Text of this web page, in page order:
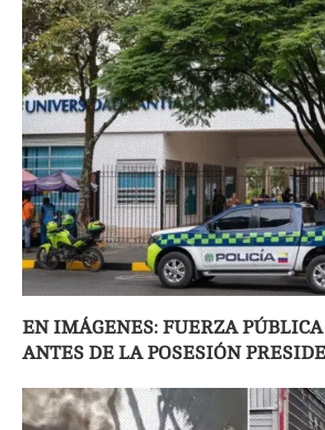
EN IMÁGENES: FUERZA
ANTES DE LA POSESIÓN